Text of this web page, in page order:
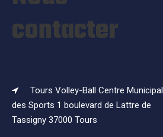
contacter
Tours Volley-Ball Centre Municipal
des Sports 1 boulevard de Lattre de
Tassigny 37000 Tours